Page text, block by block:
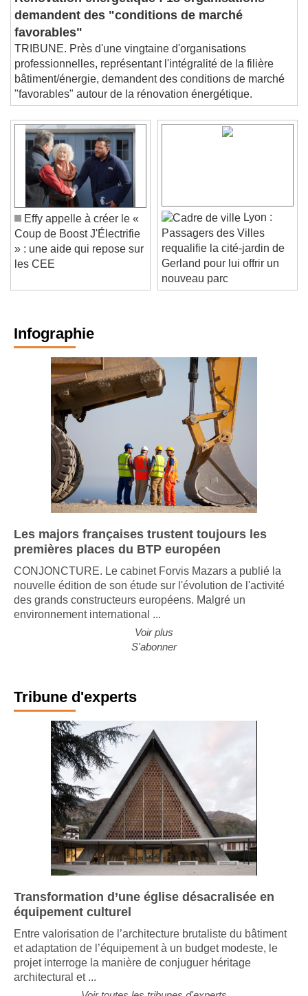
Rénovation énergétique : 18 organisations
demandent des "conditions de marché
favorables"
TRIBUNE. Près d'une vingtaine d'organisations
professionnelles, représentant l'intégralité de la filière
bâtiment/énergie, demandent des conditions de marché
"favorables" autour de la rénovation énergétique.
Effy appelle à créer le «
Coup de Boost J'Électrifie
» : une aide qui repose sur
Lyon :
Passagers des Villes
requalifie la cité-jardin de
Gerland pour lui offrir un
nouveau parc
Infographie
Les majors françaises trustent toujours les
premières places du BTP européen
CONJONCTURE. Le cabinet Forvis Mazars a publié la
nouvelle édition de son étude sur l'évolution de l'activité
des grands constructeurs européens. Malgré un
Voir plus
Tribune d'experts
Transformation d’une église désacralisée en
équipement culturel
Entre valorisation de l’architecture brutaliste du bâtiment
et adaptation de l’équipement à un budget modeste, le
projet interroge la manière de conjuguer héritage